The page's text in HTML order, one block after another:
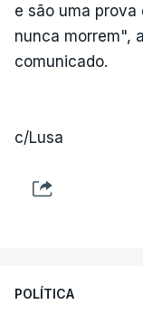
e são uma
nunca morrem",
comunicado.
c/Lusa
POLÍTICA